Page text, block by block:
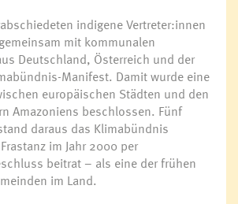
indigene Vertreter:innen
mit kommunalen
Deutschland, Österreich und der
Manifest. Damit wurde eine
europäischen Städten und den
Amazoniens beschlossen. Fünf
daraus das Klimabündnis
im Jahr 2000 per
beitrat – als eine der frühen
im Land.